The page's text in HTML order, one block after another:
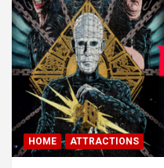
HOME ATTRACTIONS